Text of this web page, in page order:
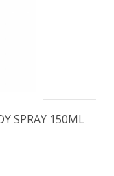
SPRAY 150ML